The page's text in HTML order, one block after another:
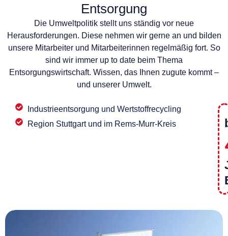
Entsorgung
Die Umweltpolitik stellt uns ständig vor neue
Herausforderungen. Diese nehmen wir gerne an und bilden
unsere Mitarbeiter und Mitarbeiterinnen regelmäßig fort. So
sind wir immer up to date beim Thema
Entsorgungswirtschaft. Wissen, das Ihnen zugute kommt –
und unserer Umwelt.
Industrieentsorgung und Wertstoffrecycling
Region Stuttgart und im Rems-Murr-Kreis